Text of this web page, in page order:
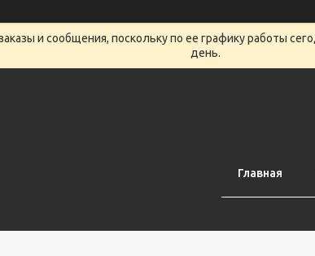
и сообщения, поскольку по ее графику работы
день.
Главная